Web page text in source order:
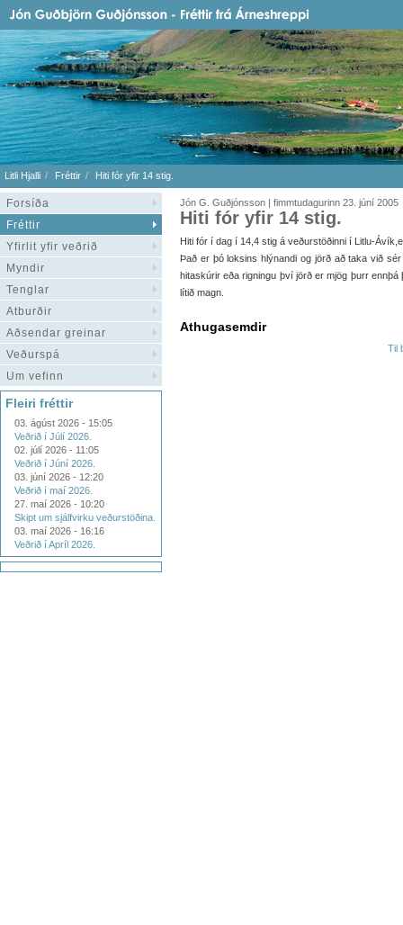
Litli Hjalli Fréttir Hiti fór yfir 14 stig.
Forsíða
Fréttir
Yfirlit yfir veðrið
Myndir
Tenglar
Atburðir
Aðsendar greinar
Veðurspá
Um vefinn
Fleiri fréttir
03. ágúst 2026 - 15:05
Veðrið í Júlí 2026.
02. júlí 2026 - 11:05
Veðrið í Júní 2026.
03. júní 2026 - 12:20
Veðrið í maí 2026.
27. maí 2026 - 10:20
Skipt um sjálfvirku veðurstöðina.
03. maí 2026 - 16:16
Veðrið í Apríl 2026.
Jón G. Guðjónsson | fimmtudagurinn 23. júní 2005
Hiti fór yfir 14 stig.
Hiti fór í dag í 14,4 stig á veðurstöðinni í Litlu-
Það er þó loksins hlýnandi og jörð að taka við
hitaskúrir eða rigningu því jörð er mjög þurr
lítið magn.
Athugasemdir
Til